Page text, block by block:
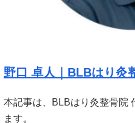
野口 卓人｜BLBはり灸
本記事は、BLBはり灸整骨院
ます。